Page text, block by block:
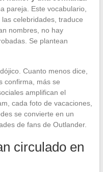
pareja. Este vocabulario,
celebridades, traduce
nombres, no hay
Se plantean
Cuanto menos dice,
confirma, más se
amplifican el
cada foto de vacaciones,
se convierte en un
de fans de Outlander.
circulado en